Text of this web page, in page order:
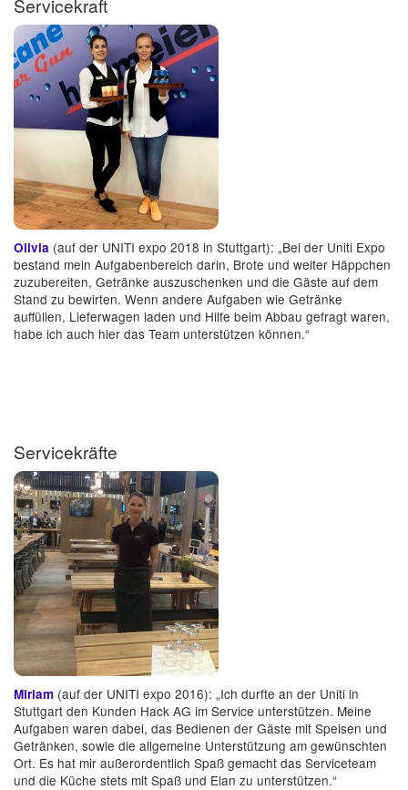
Olivia (auf der UNITI expo 2018 in Stuttgart): „Bei der Uniti Expo
bestand mein Aufgabenbereich darin, Brote und weiter Häppchen
zuzubereiten, Getränke auszuschenken und die Gäste auf dem
Stand zu bewirten. Wenn andere Aufgaben wie Getränke
auffüllen, Lieferwagen laden und Hilfe beim Abbau gefragt waren,
habe ich auch hier das Team unterstützen können.“
Servicekräfte
Miriam (auf der UNITI expo 2016): „Ich durfte an der Uniti in
Stuttgart den Kunden Hack AG im Service unterstützen. Meine
Aufgaben waren dabei, das Bedienen der Gäste mit Speisen und
Getränken, sowie die allgemeine Unterstützung am gewünschten
Ort. Es hat mir außerordentlich Spaß gemacht das Serviceteam
und die Küche stets mit Spaß und Elan zu unterstützen.“